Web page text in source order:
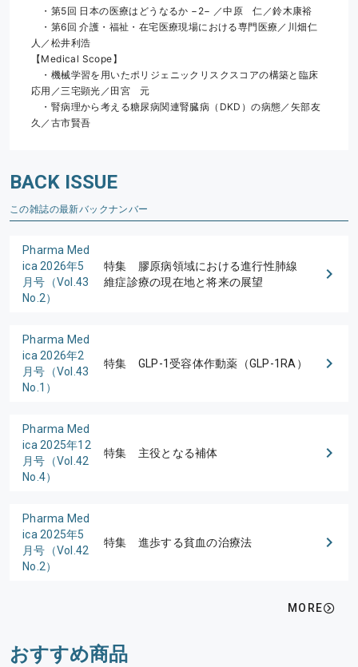
・第5回 日本の医療はどうなるか −2− ／中原　仁／鈴木康裕
・第6回 介護・福祉・在宅医療現場における専門医療／川畑仁
人／松井利浩
【Medical Scope】
・機械学習を用いたポリジェニックリスクスコアの構築と臨床
応用／三宅顕光／田宮　元
・腎病理から考える糖尿病関連腎臓病（DKD）の病態／矢部友
久／古市賢吾
BACK ISSUE
この雑誌の最新バックナンバー
Pharma Med
ica 2026年5
月号（Vol.43
No.2）
特集 膠原病領域における進行性肺線
維症診療の現在地と将来の展望
Pharma Med
ica 2026年2
月号（Vol.43
No.1）
特集 GLP-1受容体作動薬（GLP-1RA）
Pharma Med
ica 2025年12
月号（Vol.42
No.4）
特集 主役となる補体
Pharma Med
ica 2025年5
月号（Vol.42
No.2）
特集 進歩する貧血の治療法
MORE
おすすめ商品